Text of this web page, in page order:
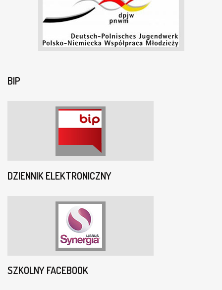
BIP
DZIENNIK ELEKTRONICZNY
SZKOLNY FACEBOOK